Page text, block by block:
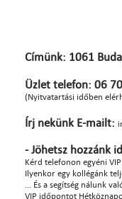
Címünk: 1061
Üzlet telefon: 06
(Nyitvatartási időben
Írj nekünk E-mailt:
- Jöhetsz hozzánk
Kérd telefonon egyéni
Ilyenkor egy kollégánk
... És a segítség nálunk
VIP időpontot